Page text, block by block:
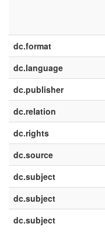
dc.format
dc.language
dc.publisher
dc.relation
dc.rights
dc.source
dc.subject
dc.subject
dc.subject